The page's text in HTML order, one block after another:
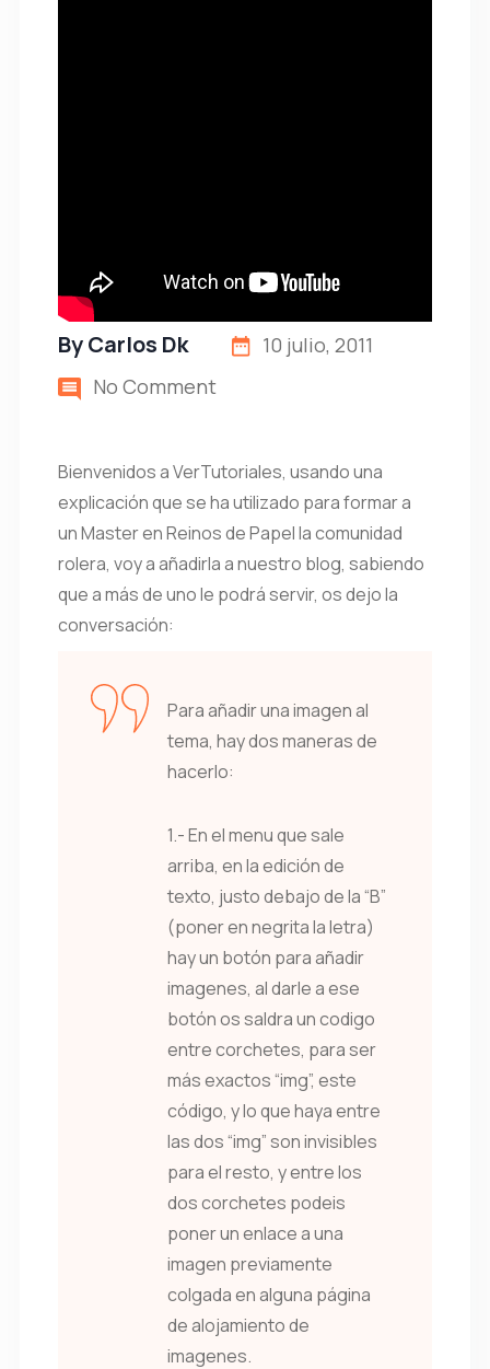
ByCarlos Dk
10 julio, 2011
No Comment
Bienvenidos a VerTutoriales, usando una
explicación que se ha utilizado para formar a
un Master en Reinos de Papel la comunidad
rolera, voy a añadirla a nuestro blog, sabiendo
que a más de uno le podrá servir, os dejo la
conversación:
Para añadir una imagen al
tema, hay dos maneras de
hacerlo:
1.- En el menu que sale
arriba, en la edición de
texto, justo debajo de la “B”
(poner en negrita la letra)
hay un botón para añadir
imagenes, al darle a ese
botón os saldra un codigo
entre corchetes, para ser
más exactos “img”, este
código, y lo que haya entre
las dos “img” son invisibles
para el resto, y entre los
dos corchetes podeis
poner un enlace a una
imagen previamente
colgada en alguna página
de alojamiento de
imagenes.